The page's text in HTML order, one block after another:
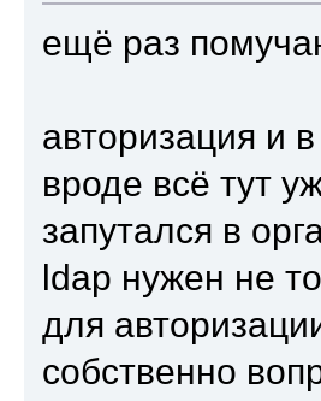
ещё раз
авторизация и
вроде всё тут
запутался в
ldap нужен не
для
собственно